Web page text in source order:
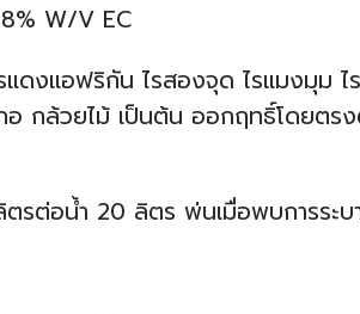
W/V EC
แดงแอฟริกัน ไรสองจุด ไรแมงมุม
อ กล้วยไม้ เป็นต้น ออกฤทธิ์โดยต
ตรต่อน้ำ 20 ลิตร พ่นเมื่อพบการระบ